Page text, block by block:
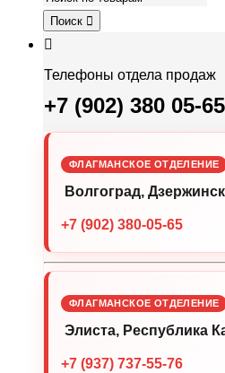
Поиск
Телефоны отдела продаж
+7 (902) 380 05-65
ФЛАГМАНСКОЕ ОТДЕЛЕНИЕ
Волгоград,
+7 (902) 380-05-65
ФЛАГМАНСКОЕ ОТДЕЛЕНИЕ
Элиста, Республика
+7 (937) 737-55-76